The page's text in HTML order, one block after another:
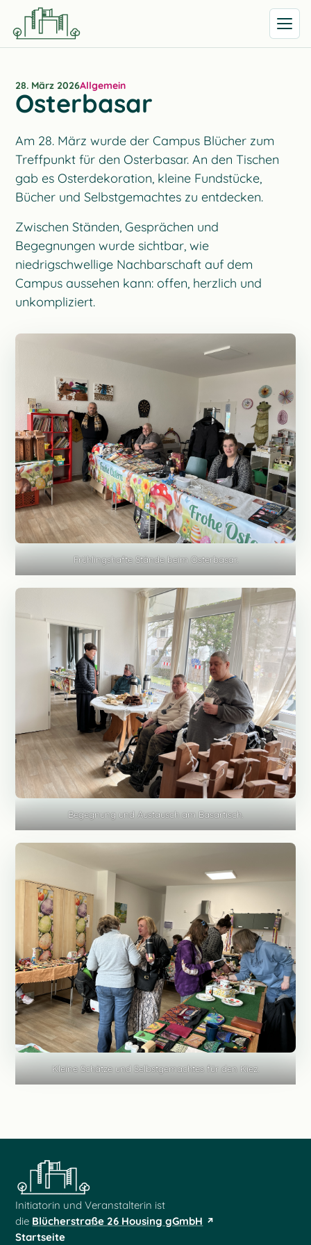
Menü
28. März 2026Allgemein
Osterbasar
Am 28. März wurde der Campus Blücher zum
Treffpunkt für den Osterbasar. An den Tischen
gab es Osterdekoration, kleine Fundstücke,
Bücher und Selbstgemachtes zu entdecken.
Zwischen Ständen, Gesprächen und
Begegnungen wurde sichtbar, wie
niedrigschwellige Nachbarschaft auf dem
Campus aussehen kann: offen, herzlich und
unkompliziert.
Frühlingshafte Stände beim Osterbasar.
Begegnung und Austausch am Basartisch.
Kleine Schätze und Selbstgemachtes für den Kiez.
Initiatorin und Veranstalterin ist
die Blücherstraße 26 Housing gGmbH
Startseite